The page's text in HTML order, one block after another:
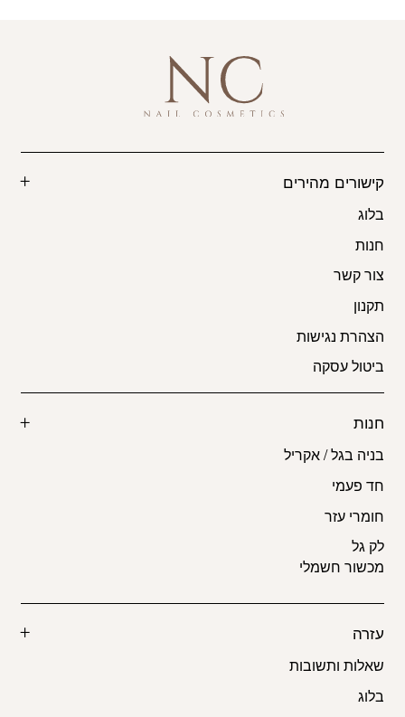
קישורים מהירים
בלוג
חנות
צור קשר
תקנון
הצהרת נגישות
ביטול עסקה
חנות
בניה בגל / אקריל
חד פעמי
חומרי עזר
לק גל
מכשור חשמלי
עזרה
שאלות ותשובות
בלוג